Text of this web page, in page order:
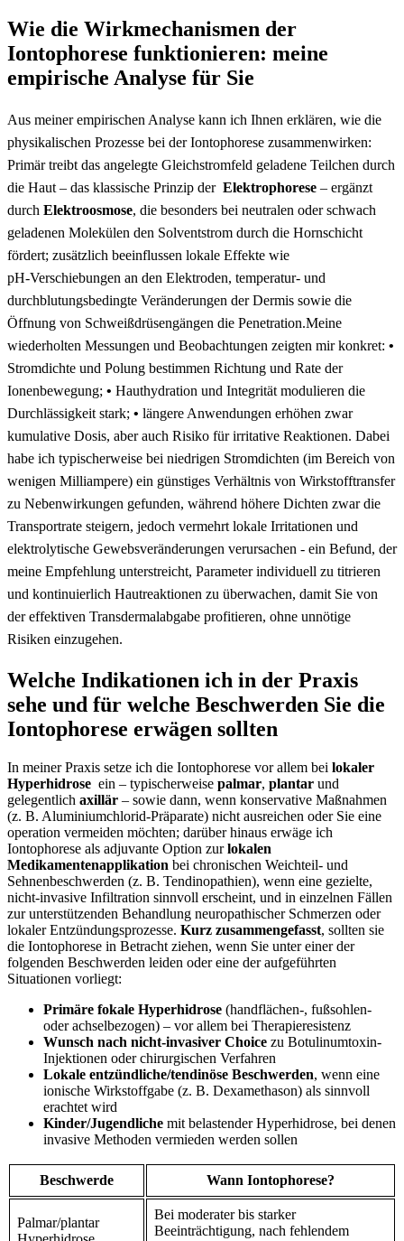
Wie die Wirkmechanismen der
Iontophorese funktionieren: meine
‌empirische Analyse für Sie
Aus meiner empirischen Analyse kann ich⁣ Ihnen erklären, wie die
physikalischen Prozesse bei der Iontophorese zusammenwirken:
Primär treibt das angelegte Gleichstromfeld geladene Teilchen‍ durch
die Haut – ⁤das klassische ⁣Prinzip der ⁢ Elektrophorese – ergänzt​
durch Elektroosmose, die besonders bei neutralen oder schwach
geladenen⁣ Molekülen‍ den Solventstrom durch⁤ die Hornschicht
⁢fördert; zusätzlich beeinflussen lokale Effekte wie
pH‑Verschiebungen an den Elektroden, temperatur‑ und
durchblutungsbedingte Veränderungen der Dermis ​sowie die
Öffnung von Schweißdrüsengängen die Penetration.Meine
wiederholten Messungen ​und Beobachtungen zeigten mir konkret: •
Stromdichte und Polung ⁢bestimmen ‍Richtung und⁤ Rate ⁣der
Ionenbewegung; • Hauthydration und Integrität modulieren die
Durchlässigkeit stark; • ⁤längere Anwendungen ⁤erhöhen zwar
kumulative Dosis, aber ‌auch Risiko⁤ für irritative Reaktionen. Dabei
habe ich typischerweise bei niedrigen Stromdichten (im Bereich von
wenigen Milliampere) ein günstiges Verhältnis von ⁣Wirkstofftransfer
zu ‌Nebenwirkungen gefunden, während ⁢höhere Dichten zwar die
Transportrate steigern, jedoch vermehrt lokale Irritationen und
elektrolytische Gewebsveränderungen verursachen -⁣ ein Befund, der
meine Empfehlung⁣ unterstreicht, Parameter individuell‍ zu titrieren
und​ kontinuierlich Hautreaktionen zu‌ überwachen,‌ damit Sie von
der effektiven Transdermalabgabe ‌profitieren,‍ ohne unnötige
Risiken einzugehen.
Welche Indikationen ich in der Praxis
sehe und für welche Beschwerden Sie die
Iontophorese erwägen sollten
In meiner Praxis setze​ ich die Iontophorese vor allem bei lokaler
Hyperhidrose ‌ ein – typischerweise palmar, plantar ⁣und
gelegentlich axillär – sowie dann, wenn konservative Maßnahmen
(z. B. Aluminiumchlorid-Präparate) nicht‌ ausreichen oder Sie eine
operation ⁣vermeiden möchten; darüber hinaus erwäge ich
Iontophorese als adjuvante Option ‍zurlokalen
Medikamentenapplikation bei chronischen ‌Weichteil- und
Sehnenbeschwerden (z. B. Tendinopathien), wenn eine gezielte,
nicht-invasive Infiltration sinnvoll ‌erscheint, und in ⁣einzelnen Fällen
zur unterstützenden Behandlung neuropathischer Schmerzen oder
‌lokaler ‍Entzündungsprozesse. Kurz zusammengefasst, sollten sie
die Iontophorese in Betracht ⁢ziehen, wenn Sie unter einer der
folgenden Beschwerden leiden oder eine der ⁢aufgeführten
‍Situationen vorliegt:
Primäre fokale Hyperhidrose (handflächen-, fußsohlen-
oder achselbezogen) – vor allem bei Therapieresistenz
Wunsch nach nicht-invasiver Choice ⁣zu ​Botulinumtoxin-
Injektionen⁢ oder chirurgischen Verfahren
Lokale‌ entzündliche/tendinöse Beschwerden, wenn eine
ionische Wirkstoffgabe (z. B. Dexamethason) als sinnvoll
erachtet wird
Kinder/Jugendliche mit belastender Hyperhidrose, bei denen
invasive‍ Methoden vermieden werden‍ sollen
Beschwerde Wann Iontophorese?
Palmar/plantar
Bei moderater bis starker
Beeinträchtigung, nach fehlendem